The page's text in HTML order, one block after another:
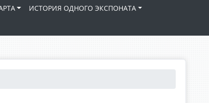
ИСТОРИЯ ОДНОГО ЭКСПОНАТА